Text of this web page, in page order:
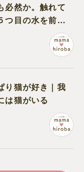
必然か。触れて
つ目の水を前に
り猫が好き｜我
は猫がいる